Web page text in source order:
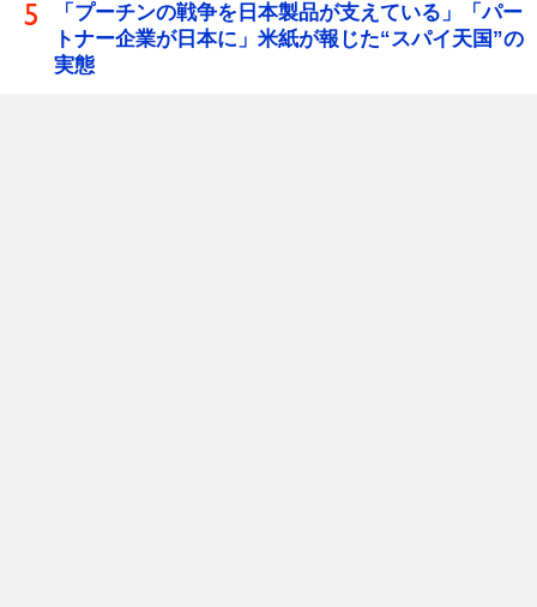
「プーチンの戦争を日本製品が支えている」「パー
トナー企業が日本に」米紙が報じた“スパイ天国”の
実態